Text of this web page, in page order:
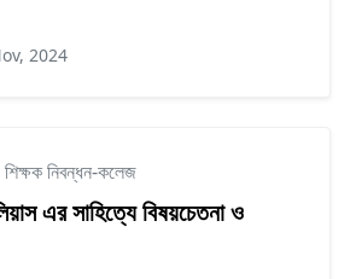
2024
শিক্ষক নিবন্ধন-কলেজ
এর সাহিত্যে বিষয়চেতনা ও